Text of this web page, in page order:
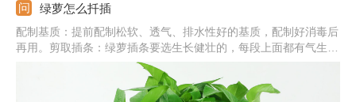
绿萝怎么扦插
配制基质：提前配制松软、透气、排水性好的基质，配制好消毒后
再用。剪取插条：绿萝插条要选生长健壮的，每段上面都有气生根
才行，还要剪掉顶端的叶片。扦插入土：基质表面戳小洞，插条蘸
取生根粉，直接插入基质中，浇透水。插后管理：提供温暖、湿
润、通风好的环境，基质干燥需及时浇水保湿。